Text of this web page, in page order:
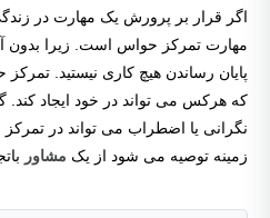
اگر قرار بر پرورش یک مهارت در
مهارت تمرکز حواس است. زیرا بدون
پایان رساندن هیچ کاری نیستید.
که هرکس می تواند در خود ایجاد
نگرانی یا اضطراب می تواند در تمرکز
زمینه توصیه می شود از یک مشاور